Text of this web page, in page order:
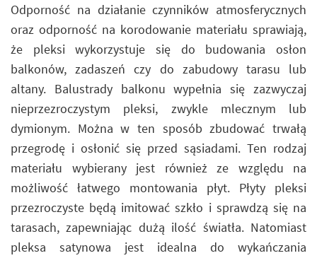
Odporność na działanie czynników atmosferycznych
oraz odporność na korodowanie materiału sprawiają,
że pleksi wykorzystuje się do budowania osłon
balkonów, zadaszeń czy do zabudowy tarasu lub
altany. Balustrady balkonu wypełnia się zazwyczaj
nieprzezroczystym pleksi, zwykle mlecznym lub
dymionym. Można w ten sposób zbudować trwałą
przegrodę i osłonić się przed sąsiadami. Ten rodzaj
materiału wybierany jest również ze względu na
możliwość łatwego montowania płyt. Płyty pleksi
przezroczyste będą imitować szkło i sprawdzą się na
tarasach, zapewniając dużą ilość światła. Natomiast
pleksa satynowa jest idealna do wykańczania